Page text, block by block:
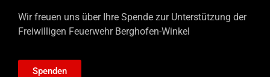
Wir freuen uns über Ihre Spende zur Unterstützung der
Freiwilligen Feuerwehr Berghofen-Winkel
Spenden